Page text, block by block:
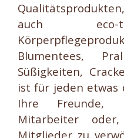
auch eco-
Blumentees,
Süßigkeiten,
ist für jeden etwas
Ihre Freunde,
Mitarbeiter
Mitglieder zu